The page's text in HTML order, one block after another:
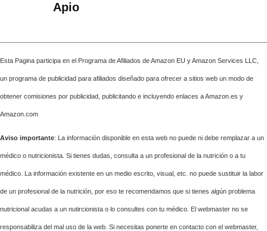
Apio
Esta Pagina participa en el Programa de Afiliados de Amazon EU y Amazon Services LLC,
un programa de publicidad para afiliados diseñado para ofrecer a sitios web un modo de
obtener comisiones por publicidad, publicitando e incluyendo enlaces a Amazon.es y
Amazon.com
Aviso importante: La información disponible en esta web no puede ni debe remplazar a un
médico o nutricionista. Si tienes dudas, consulta a un profesional de la nutrición o a tu
médico. La información existente en un medio escrito, visual, etc. no puede sustituir la labor
de un profesional de la nutrición, por eso te recomendamos que si tienes algún problema
nutricional acudas a un nutircionista o lo consultes con tu médico. El webmaster no se
responsabiliza del mal uso de la web. Si necesitas ponerte en contacto con el webmaster,